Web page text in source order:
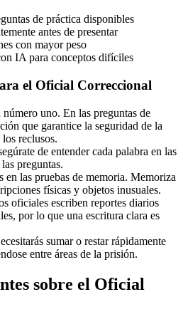
de práctica disponibles
antes de presentar
con mayor peso
IA para conceptos difíciles
el Oficial Correccional
uno. En las preguntas de
que garantice la seguridad de la
reclusos.
de entender cada palabra en las
preguntas.
en las pruebas de memoria. Memoriza
físicas y objetos inusuales.
oficiales escriben reportes diarios
por lo que una escritura clara es
sumar o restar rápidamente
entre áreas de la prisión.
sobre el Oficial